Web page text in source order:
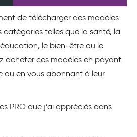
de télécharger des modèles
catégories telles que la santé, la
le bien-être ou le
acheter ces modèles en payant
ou en vous abonnant à leur
PRO que j’ai appréciés dans